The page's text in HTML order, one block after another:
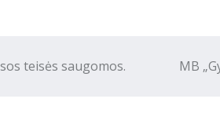
teisės saugomos. MB „Gyva